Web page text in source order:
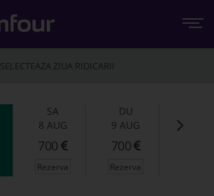
SELECTEAZA ZIUA RIDICARII
SA
8 AUG
700
Rezerva
DU
9 AUG
700
Rezerva